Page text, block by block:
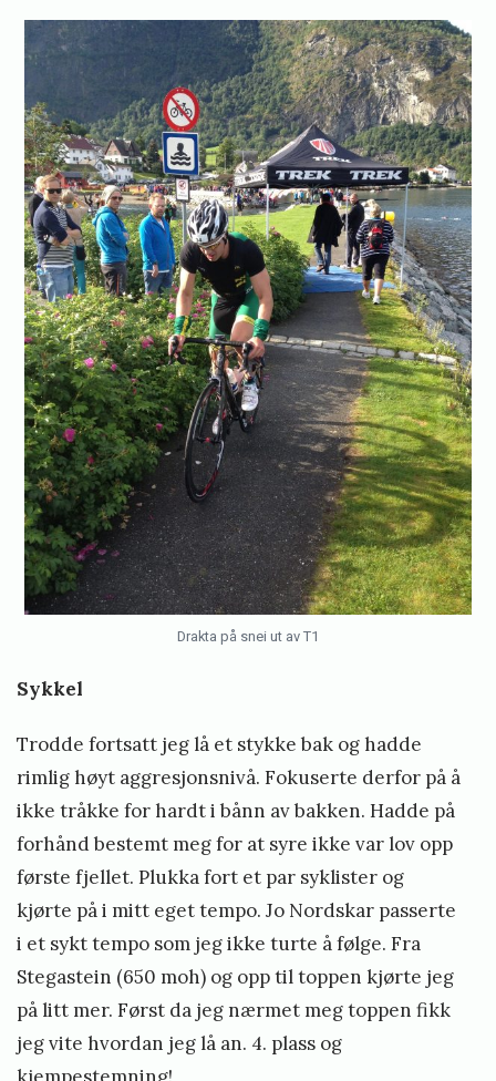
Drakta på snei ut av T1
Sykkel
Trodde fortsatt jeg lå et stykke bak og hadde
rimlig høyt aggresjonsnivå. Fokuserte derfor på å
ikke tråkke for hardt i bånn av bakken. Hadde på
forhånd bestemt meg for at syre ikke var lov opp
første fjellet. Plukka fort et par syklister og
kjørte på i mitt eget tempo. Jo Nordskar passerte
i et sykt tempo som jeg ikke turte å følge. Fra
Stegastein (650 moh) og opp til toppen kjørte jeg
på litt mer. Først da jeg nærmet meg toppen fikk
jeg vite hvordan jeg lå an. 4. plass og